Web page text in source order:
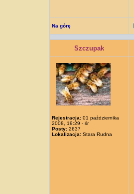
Na górę
Szczupak
Rejestracja: 01 października
2008, 19:29 - śr
Posty: 2637
Lokalizacja: Stara Rudna